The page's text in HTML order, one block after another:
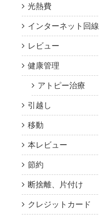
光熱費
インターネット回線
レビュー
健康管理
アトピー治療
引越し
移動
本レビュー
節約
断捨離、片付け
クレジットカード